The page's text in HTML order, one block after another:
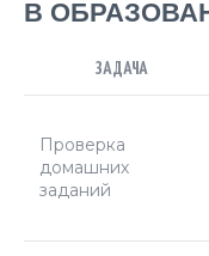
В
ЗАДАЧА
Проверка
домашних
заданий